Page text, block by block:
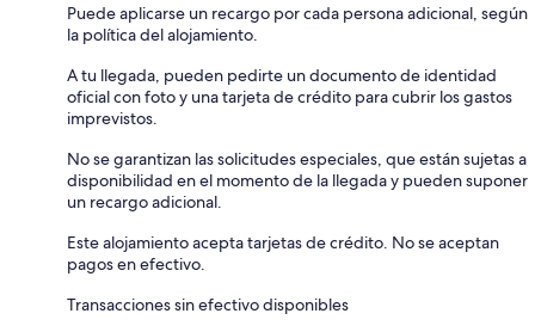
Puede aplicarse un recargo por cada persona adicional, según
la política del alojamiento.
A tu llegada, pueden pedirte un documento de identidad
oficial con foto y una tarjeta de crédito para cubrir los gastos
imprevistos.
No se garantizan las solicitudes especiales, que están sujetas a
disponibilidad en el momento de la llegada y pueden suponer
un recargo adicional.
Este alojamiento acepta tarjetas de crédito. No se aceptan
pagos en efectivo.
Transacciones sin efectivo disponibles